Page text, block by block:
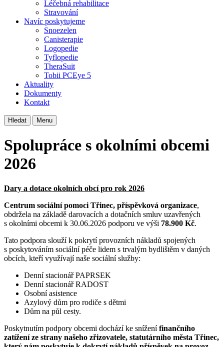
Léčebná rehabilitace
Stravování
Navíc poskytujeme
Snoezelen
Canisterapie
Logopedie
Tyflopedie
TheraSuit
Tobii PCEye 5
Aktuality
Dokumenty
Kontakt
Hledat Menu
Spolupráce s okolními obcemi
2026
Dary a dotace okolních obcí pro rok 2026
Centrum sociální pomoci Třinec, příspěvková organizace,
obdržela na základě darovacích a dotačních smluv uzavřených
s okolními obcemi k 30.06.2026 podporu ve výši 78.900 Kč.
Tato podpora slouží k pokrytí provozních nákladů spojených
s poskytováním sociální péče lidem s trvalým bydlištěm v daných
obcích, kteří využívají naše sociální služby:
Denní stacionář PAPRSEK
Denní stacionář RADOST
Osobní asistence
Azylový dům pro rodiče s dětmi
Dům na půl cesty.
Poskytnutím podpory obcemi dochází ke sníženífinančního
zatížení ze strany našeho zřizovatele, statutárního města Třinec,